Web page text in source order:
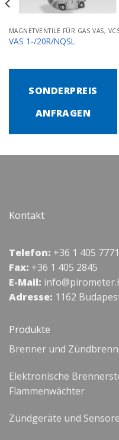
MAGNETVENTILE FÜR GAS VAS,
VAS 1-/20R/NQSL
SONDERPREIS
ANFRAGEN
Kontakt
Telefon: +36 1 405 7771
Fax: +36 1 405 2845
E-Mail:
Adresse: 1162
Produkte
Brenner und
Elektronische
Flammenwächter
Zündgeräte und